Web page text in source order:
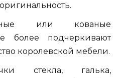
или кованые
более подчеркивают
королевской мебели.
стекла, галька,